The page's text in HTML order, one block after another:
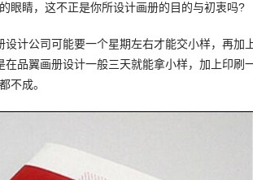
眼睛，这不正是你所设计画册的目的与初衷吗?
公司可能要一个星期左右才能交小样，再加
品翼画册设计一般三天就能拿小样，加上印刷
不成。